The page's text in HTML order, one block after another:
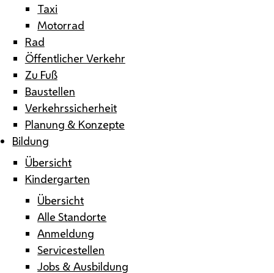
Taxi
Motorrad
Rad
Öffentlicher Verkehr
Zu Fuß
Baustellen
Verkehrssicherheit
Planung & Konzepte
Bildung
Übersicht
Kindergarten
Übersicht
Alle Standorte
Anmeldung
Servicestellen
Jobs & Ausbildung